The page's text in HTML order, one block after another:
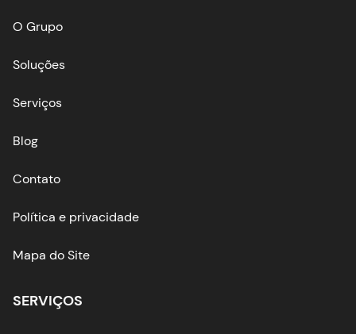
O Grupo
Soluções
Serviços
Blog
Contato
Política e privacidade
Mapa do Site
SERVIÇOS